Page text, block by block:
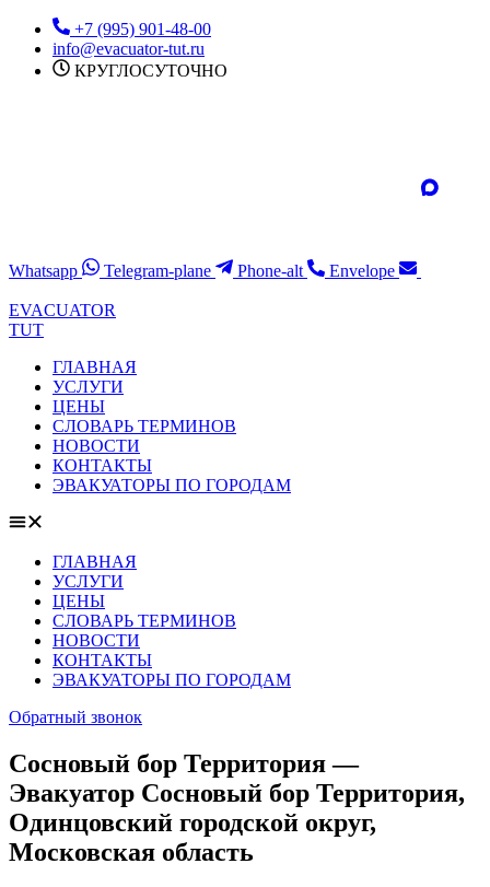
Перейти
содержимому
+7 (995) 901-48-00
info@evacuator-tut.ru
КРУГЛОСУТОЧНО
Whatsapp Telegram-plane Phone-alt Envelope
EVACUATOR
TUT
ГЛАВНАЯ
УСЛУГИ
ЦЕНЫ
СЛОВАРЬ ТЕРМИНОВ
НОВОСТИ
КОНТАКТЫ
ЭВАКУАТОРЫ ПО ГОРОДАМ
ГЛАВНАЯ
УСЛУГИ
ЦЕНЫ
СЛОВАРЬ ТЕРМИНОВ
НОВОСТИ
КОНТАКТЫ
ЭВАКУАТОРЫ ПО ГОРОДАМ
Обратный звонок
Сосновый бор Территория —
Эвакуатор Сосновый бор Территория,
Одинцовский городской округ,
Московская область